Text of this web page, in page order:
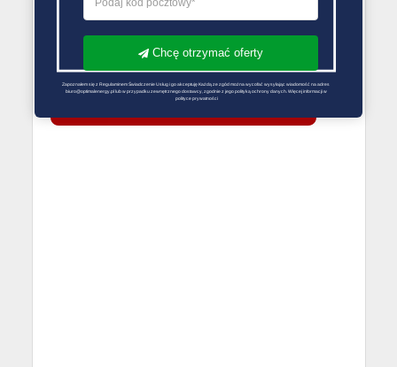
Chcę otrzymać oferty
Zapoznałem się z Regulaminem Świadczenie Usług i go akceptuję Każdą ze zgód można wycofać wysyłając wiadomość na adres
biuro@optimalenergy.pl lub w przypadku zewnętrznego dostawcy, zgodnie z jego polityką ochrony danych. Więcej informacji w
polityce prywatności